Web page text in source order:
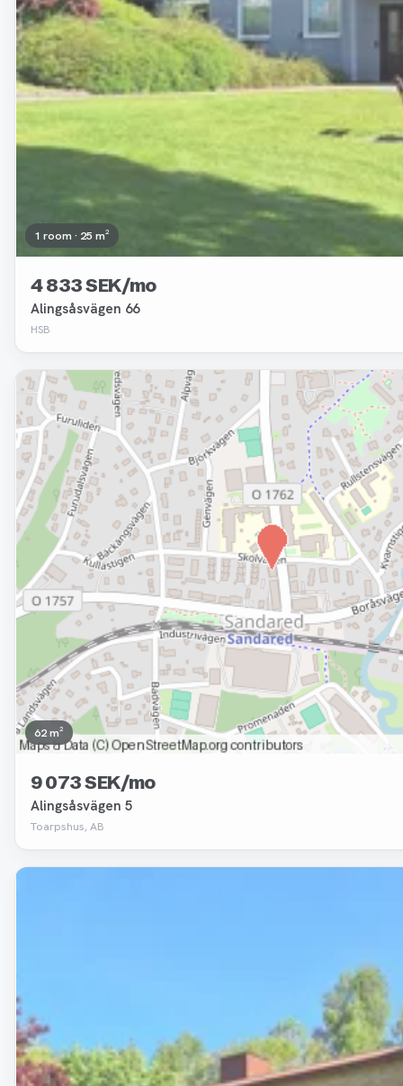
1 room · 25 m²
4 833 SEK/mo
Alingsåsvägen 66
HSB
Removed
62 m²
9 073 SEK/mo
Alingsåsvägen 5
Toarpshus, AB